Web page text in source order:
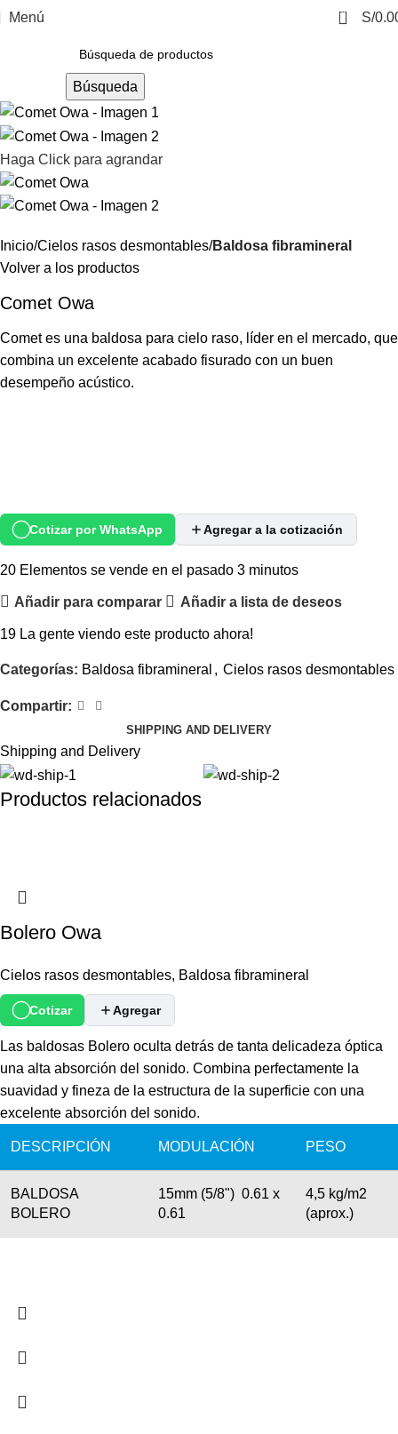
Menú 0 S/
Búsqueda
Haga Click para agrandar
Inicio Cielos rasos desmontables Baldosa fibramineral
Volver a los productos
Comet Owa
Comet es una baldosa para cielo raso, líder en el mercado, que
combina un excelente acabado fisurado con un buen
desempeño acústico.
Cotizar por WhatsApp Agregar a la cotización
20 Elementos se vende en el pasado 3 minutos
Añadir para comparar Añadir a lista de deseos
19 La gente viendo este producto ahora!
Categorías: Baldosa fibramineral , Cielos rasos desmontables
Compartir:
SHIPPING AND DELIVERY
Shipping and Delivery
Productos relacionados
Bolero Owa
Cielos rasos desmontables, Baldosa fibramineral
Cotizar Agregar
Las baldosas Bolero oculta detrás de tanta delicadeza óptica
una alta absorción del sonido. Combina perfectamente la
suavidad y fineza de la estructura de la superficie con una
excelente absorción del sonido.
DESCRIPCIÓN MODULACIÓN PESO
BALDOSA
BOLERO
15mm (5/8") 0.61 x
0.61
4,5 kg/m2
(aprox.)